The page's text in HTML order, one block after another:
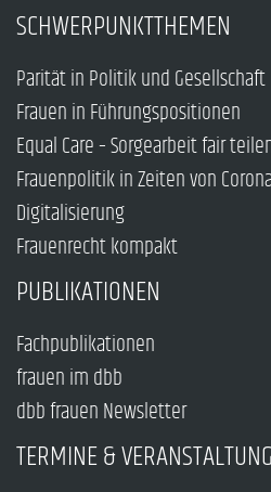
SCHWERPUNKTTHEMEN
Parität in Politik und Gesellschaft
Frauen in Führungspositionen
Equal Care – Sorgearbeit fair
Frauenpolitik in Zeiten von Corona
Digitalisierung
Frauenrecht kompakt
PUBLIKATIONEN
Fachpublikationen
frauen im dbb
dbb frauen Newsletter
TERMINE &